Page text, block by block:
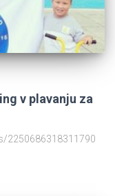
v plavanju za
2250686318311790